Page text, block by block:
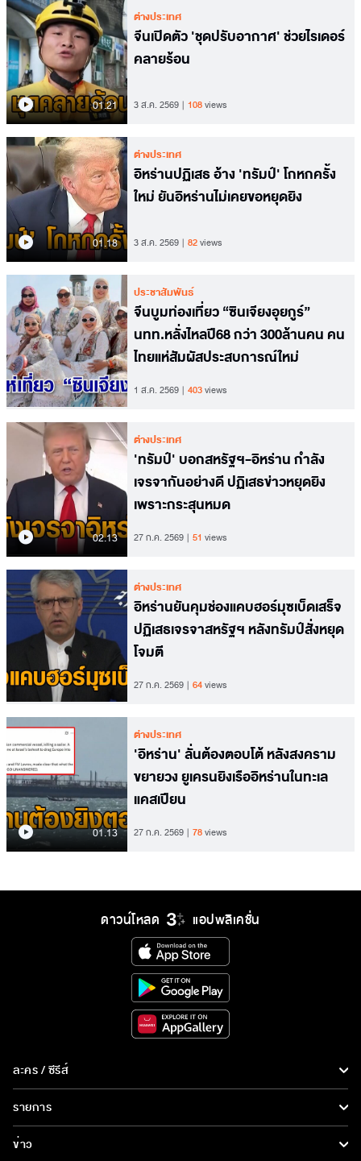
01.21
ต่างประเทศ
จีนเปิดตัว 'ชุดปรับอากาศ' ช่วยไรเดอร์
คลายร้อน
3 ส.ค. 2569 108views
01.18
ต่างประเทศ
อิหร่านปฏิเสธ อ้าง 'ทรัมป์' โกหกครั้ง
ใหม่ ยันอิหร่านไม่เคยขอหยุดยิง
3 ส.ค. 2569 82views
ประชาสัมพันธ์
จีนบูมท่องเที่ยว “ซินเจียงอุยกูร์”
นทท.หลั่งไหลปี68 กว่า 300ล้านคน คน
ไทยแห่สัมผัสประสบการณ์ใหม่
1 ส.ค. 2569 403views
02.13
ต่างประเทศ
'ทรัมป์' บอกสหรัฐฯ-อิหร่าน กำลัง
เจรจากันอย่างดี ปฏิเสธข่าวหยุดยิง
เพราะกระสุนหมด
27 ก.ค. 2569 51 views
ต่างประเทศ
อิหร่านยันคุมช่องแคบฮอร์มุซเบ็ดเสร็จ
ปฏิเสธเจรจาสหรัฐฯ หลังทรัมป์สั่งหยุด
โจมตี
27 ก.ค. 2569 64views
01.13
ต่างประเทศ
'อิหร่าน' ลั่นต้องตอบโต้ หลังสงคราม
ขยายวง ยูเครนยิงเรืออิหร่านในทะเล
แคสเปียน
27 ก.ค. 2569 78views
ดาวน์โหลด แอปพลิเคชั่น
ละคร / ซีรีส์
ซีรีส์นานาชาติ
รายการ
ข่าว